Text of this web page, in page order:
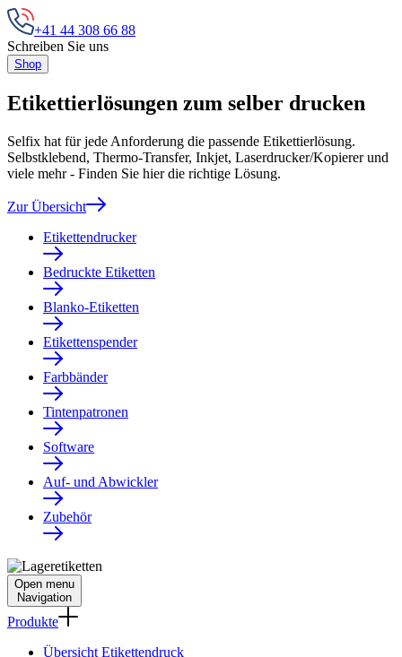
+41 44 308 66 88
Schreiben Sie uns
Shop
Etikettierlösungen zum selber drucken
Selfix hat für jede Anforderung die passende Etikettierlösung.
Selbstklebend, Thermo-Transfer, Inkjet, Laserdrucker/Kopierer und
viele mehr - Finden Sie hier die richtige Lösung.
Zur Übersicht
Etikettendrucker
Bedruckte Etiketten
Blanko-Etiketten
Etikettenspender
Farbbänder
Tintenpatronen
Software
Auf- und Abwickler
Zubehör
Open menu
Navigation
Produkte
Übersicht Etikettendruck